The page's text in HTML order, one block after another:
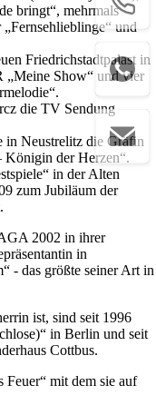
bringt“, mehrmals
und
Friedrichstadtpalast in
Show“ und vier
die TV Sendung
in Neustrelitz die Gräfin
der Herzen“.
in der Alten
zum Jubiläum der
2002 in ihrer
in
- das größte seiner Art in
ist, sind seit 1996
in Berlin und seit
Cottbus.
Feuer“ mit dem sie auf